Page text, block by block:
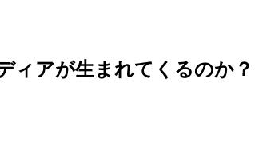
ィアが生まれてくるのか？